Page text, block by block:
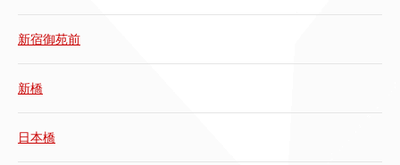
新宿御苑前
新橋
日本橋